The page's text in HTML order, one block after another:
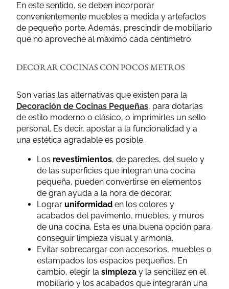
En este sentido, se deben incorporar
convenientemente muebles a medida y artefactos
de pequeño porte. Además, prescindir de mobiliario
que no aproveche al máximo cada centímetro.
DECORAR COCINAS CON POCOS METROS
Son varias las alternativas que existen para la
Decoración de Cocinas Pequeñas, para dotarlas
de estilo moderno o clásico, o imprimirles un sello
personal. Es decir, apostar a la funcionalidad y a
una estética agradable es posible.
Los revestimientos, de paredes, del suelo y
de las superficies que integran una cocina
pequeña, pueden convertirse en elementos
de gran ayuda a la hora de decorar.
Lograr uniformidad en los colores y
acabados del pavimento, muebles, y muros
de una cocina. Esta es una buena opción para
conseguir limpieza visual y armonía.
Evitar sobrecargar con accesorios, muebles o
estampados los espacios pequeños. En
cambio, elegir la simpleza y la sencillez en el
mobiliario y los acabados que integrarán una